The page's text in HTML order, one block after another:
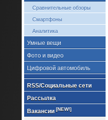
Сравнительные обзоры
Смартфоны
Аналитика
Умные вещи
Фото и видео
Цифровой автомобиль
RSS/Социальные сети
Рассылка
Вакансии [NEW!]